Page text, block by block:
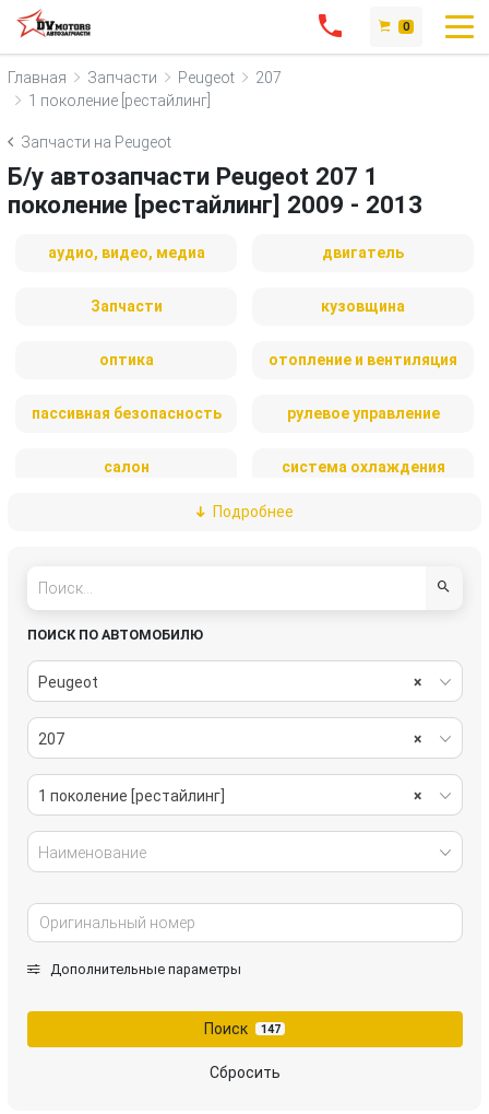
0
Главная Запчасти Peugeot
207
1 поколение [рестайлинг]
Запчасти на Peugeot
Б/у автозапчасти Peugeot 207 1
поколение [рестайлинг] 2009 - 2013
аудио, видео, медиа двигатель
Запчасти кузовщина
оптика отопление и вентиляция
пассивная безопасность рулевое управление
салон система охлаждения
стеклоочистители топливная система
Подробнее
ПОИСК ПО АВТОМОБИЛЮ
×
Peugeot
×
207
×
1 поколение [рестайлинг]
Наименование
Дополнительные параметры
Поиск 147
Сбросить